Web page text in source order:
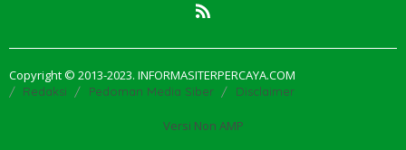
Copyright © 2013-2023. INFORMASITERPERCAYA.COM
Redaksi Pedoman Media Siber Disclaimer
Versi Non AMP